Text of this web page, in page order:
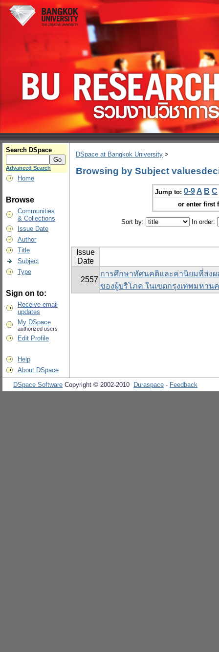
Search DSpace
Advanced Search
Home
Browse
Communities
& Collections
Issue Date
Author
Title
Subject
Type
Sign on to:
Receive email
updates
My DSpace
authorized users
Edit Profile
Help
About DSpace
DSpace at Bangkok University >
Browsing by Subject
Jump to: 0-9 A B C
or enter first
Sort by: In order:
Issue
Date
2557
การศึกษาทัศนคติและค่านิยมที่ส่ง
ของผู้บริโภค ในเขตกรุงเทพมหาน
DSpace Software Copyright © 2002-2010 Duraspace - Feedback